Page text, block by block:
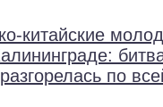
по